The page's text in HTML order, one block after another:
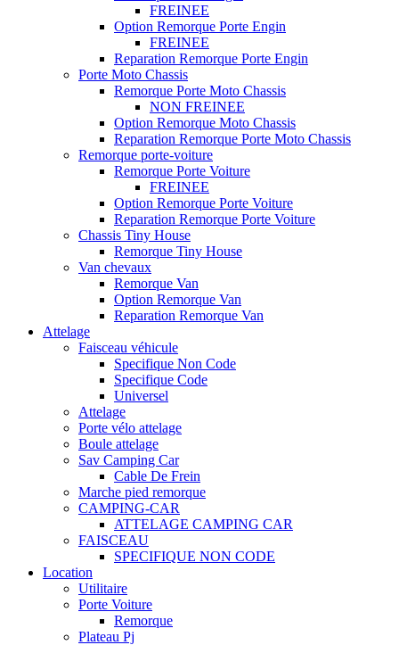
FREINEE
Option Remorque Porte Engin
FREINEE
Reparation Remorque Porte Engin
Porte Moto Chassis
Remorque Porte Moto Chassis
NON FREINEE
Option Remorque Moto Chassis
Reparation Remorque Porte Moto Chassis
Remorque porte-voiture
Remorque Porte Voiture
FREINEE
Option Remorque Porte Voiture
Reparation Remorque Porte Voiture
Chassis Tiny House
Remorque Tiny House
Van chevaux
Remorque Van
Option Remorque Van
Reparation Remorque Van
Attelage
Faisceau véhicule
Specifique Non Code
Specifique Code
Universel
Attelage
Porte vélo attelage
Boule attelage
Sav Camping Car
Cable De Frein
Marche pied remorque
CAMPING-CAR
ATTELAGE CAMPING CAR
FAISCEAU
SPECIFIQUE NON CODE
Location
Utilitaire
Porte Voiture
Remorque
Plateau Pj